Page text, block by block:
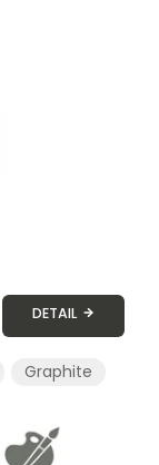
DETAIL
Graphite